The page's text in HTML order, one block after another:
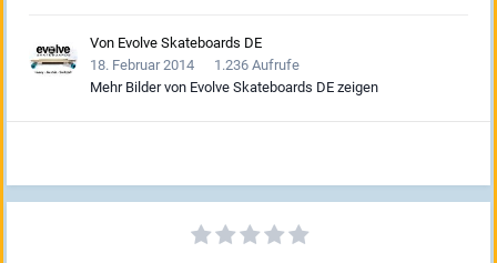
Von Evolve Skateboards DE
18. Februar 2014
1.236 Aufrufe
Mehr Bilder von Evolve Skateboards DE zeigen